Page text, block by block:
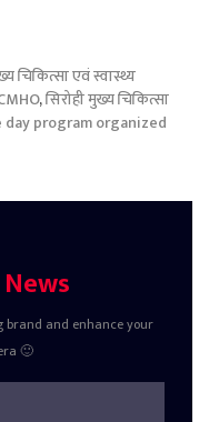
चिकित्सा एवं स्वास्थ्य
,सिरोही मुख्य चिकित्सा
day program organized
brand and enhance your
🙂